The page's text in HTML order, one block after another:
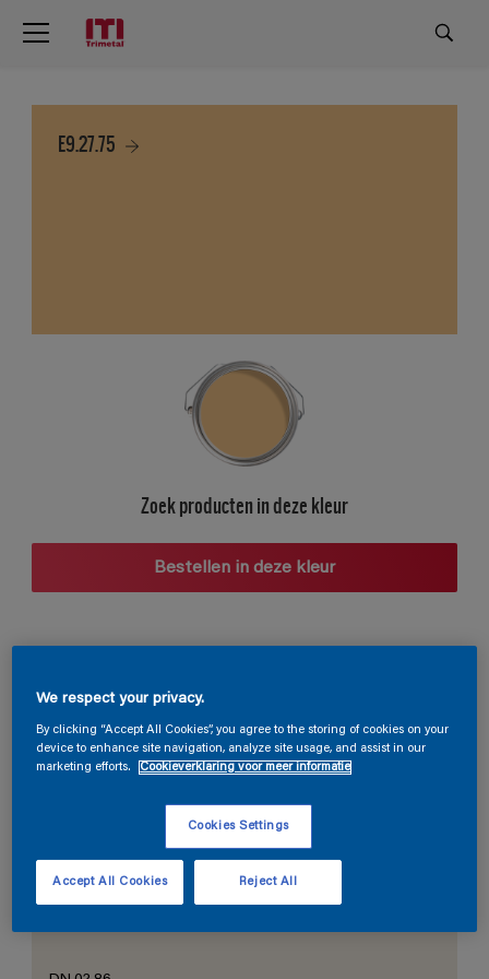
E9.27.75
Zoek producten in deze kleur
Bestellen in deze kleur
Voorgestelde kleurcombinaties
De perfecte wit
We respect your privacy.
By clicking “Accept All Cookies”, you agree to the storing of cookies on your
device to enhance site navigation, analyze site usage, and assist in our
marketing efforts.
Cookieverklaring voor meer informatie
Cookies Settings
Reject All
Accept All Cookies